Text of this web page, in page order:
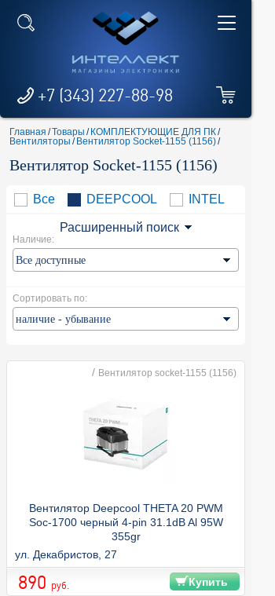
+7 (343) 227-88-98
Главная /Товары / КОМПЛЕКТУЮЩИЕ ДЛЯ ПК/
Вентиляторы / Вентилятор Socket-1155 (1156)/
Вентилятор Socket-1155 (1156)
Все DEEPCOOL INTEL
Расширенный поиск
Наличие:
Сортировать по:
/ Вентилятор socket-1155 (1156)
Вентилятор Deepcool THETA 20 PWM
Soc-1700 черный 4-pin 31.1dB Al 95W
355gr
ул. Декабристов, 27
890 руб. Купить